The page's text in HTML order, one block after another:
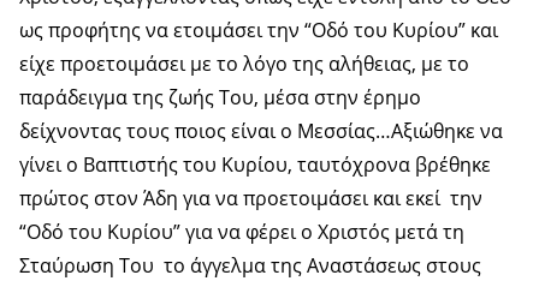
ως προφήτης να ετοιμάσει την “Οδό του Κυρίου” και
είχε προετοιμάσει με το λόγο της αλήθειας, με το
παράδειγμα της ζωής Του, μέσα στην έρημο
δείχνοντας τους ποιος είναι ο Μεσσίας…Αξιώθηκε να
γίνει ο Βαπτιστής του Κυρίου, ταυτόχρονα βρέθηκε
πρώτος στον Άδη για να προετοιμάσει και εκεί την
“Οδό του Κυρίου” για να φέρει ο Χριστός μετά τη
Σταύρωση Του το άγγελμα της Αναστάσεως στους